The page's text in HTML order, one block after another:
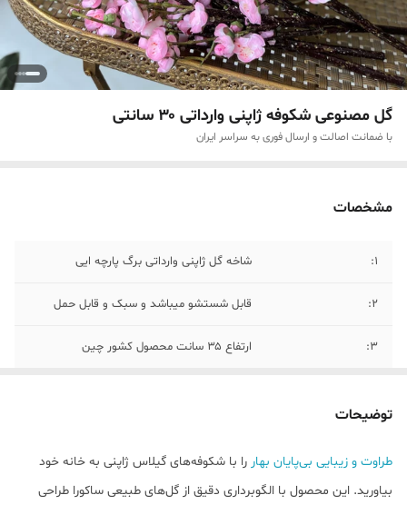
گل مصنوعی شکوفه ژاپنی وارداتی ۳۰ سانتی
با ضمانت اصالت و ارسال فوری به سراسر ایران
مشخصات
۱: شاخه گل ژاپنی وارداتی برگ پارچه ایی
۲: قابل شستشو میباشد و سبک و قابل حمل
۳: ارتفاع ۳۵ سانت محصول کشور چین
توضیحات
طراوت و زیبایی بی‌پایان بهار را با شکوفه‌های گیلاس ژاپنی به خانه خود
بیاورید. این محصول با الگوبرداری دقیق از گل‌های طبیعی ساکورا طراحی